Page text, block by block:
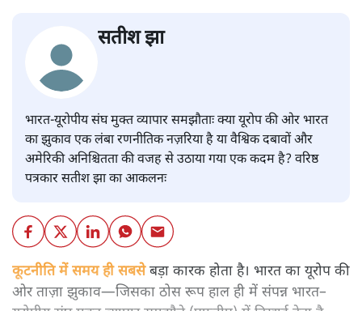
सतीश झा
भारत-यूरोपीय संघ मुक्त व्यापार समझौताः क्या यूरोप की ओर भारत
का झुकाव एक लंबा रणनीतिक नज़रिया है या वैश्विक दबावों और
अमेरिकी अनिश्चितता की वजह से उठाया गया एक कदम है? वरिष्ठ
पत्रकार सतीश झा का आकलनः
कूटनीति में समय ही सबसेबड़ा कारक होता है। भारत का यूरोप की
ओर ताज़ा झुकाव—जिसका ठोस रूप हाल ही में संपन्न भारत–